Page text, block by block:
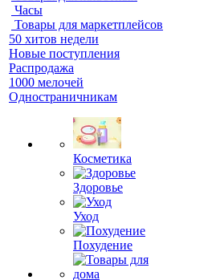
Часы
Товары для маркетплейсов
50 хитов недели
Новые поступления
Распродажа
1000 мелочей
Одностраничникам
Косметика
Здоровье
Уход
Похудение